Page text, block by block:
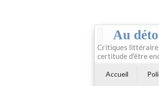
Au
Critiques
certitude d'être
Accueil